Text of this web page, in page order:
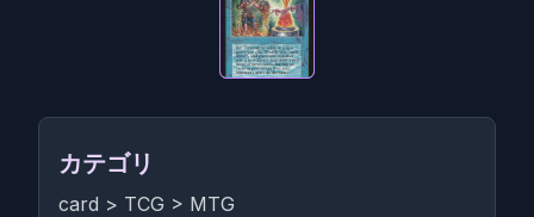
カテゴリ
card > TCG > MTG